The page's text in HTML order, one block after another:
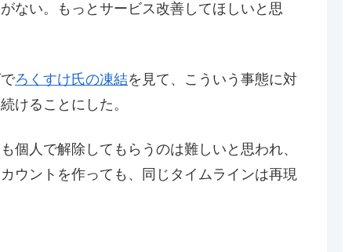
ない。もっとサービス改善してほしいと思
ろくすけ氏の凍結を見て、こういう事態に対
けることにした。
人で解除してもらうのは難しいと思われ、
ウントを作っても、同じタイムラインは再現